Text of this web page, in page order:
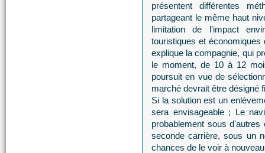
présentent différentes
partageant le même haut
limitation de l'impact
touristiques et
explique la compagnie, qui
le moment, de 10 à 12
poursuit en vue de
marché devrait être désigné
Si la solution est un
sera envisageable ; Le
probablement sous
seconde carrière, sous un
chances de le voir à